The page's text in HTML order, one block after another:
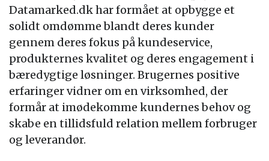
Datamarked.dk har formået at opbygge et
solidt omdømme blandt deres kunder
gennem deres fokus på kundeservice,
produkternes kvalitet og deres engagement i
bæredygtige løsninger. Brugernes positive
erfaringer vidner om en virksomhed, der
formår at imødekomme kundernes behov og
skabe en tillidsfuld relation mellem forbruger
og leverandør.